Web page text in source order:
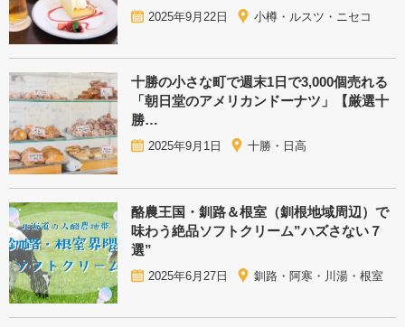
2025年9月22日 小樽・ルスツ・ニセコ
十勝の小さな町で週末1日で3,000個売れる
「朝日堂のアメリカンドーナツ」【厳選十
勝…
2025年9月1日 十勝・日高
酪農王国・釧路＆根室（釧根地域周辺）で
味わう絶品ソフトクリーム”ハズさない７
選”
2025年6月27日 釧路・阿寒・川湯・根室